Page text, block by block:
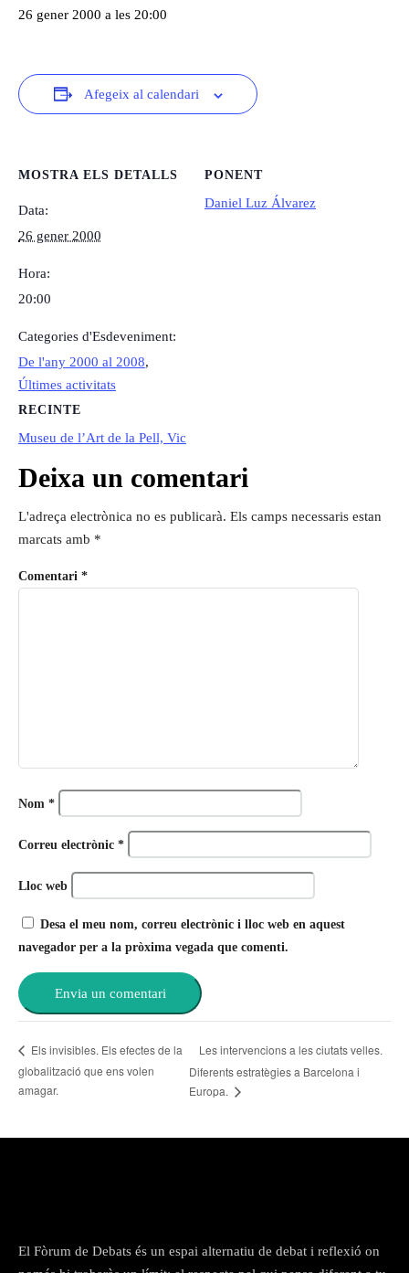
26 gener 2000 a les 20:00
Afegeix al calendari
MOSTRA ELS DETALLS
Data:
26 gener 2000
Hora:
20:00
Categories d'Esdeveniment:
De l'any 2000 al 2008,
Últimes activitats
RECINTE
Museu de l’Art de la Pell, Vic
PONENT
Daniel Luz Álvarez
Deixa un comentari
L'adreça electrònica no es publicarà. Els camps necessaris estan
marcats amb *
Comentari *
Nom *
Correu electrònic *
Lloc web
Desa el meu nom, correu electrònic i lloc web en aquest
navegador per a la pròxima vegada que comenti.
Els invisibles. Els efectes de la
globalització que ens volen
amagar.
Les intervencions a les ciutats velles.
Diferents estratègies a Barcelona i
Europa.
El Fòrum de Debats és un espai alternatiu de debat i reflexió on